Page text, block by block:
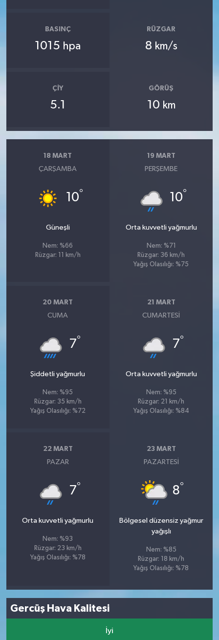
BASINÇ
1015 hpa
RÜZGAR
8 km/s
ÇIY
5.1
GÖRÜŞ
10 km
18 MART
ÇARŞAMBA
10°
Güneşli
Nem: %66
Rüzgar: 11 km/h
19 MART
PERŞEMBE
10°
Orta kuvvetli yağmurlu
Nem: %71
Rüzgar: 36 km/h
Yağış Olasılığı: %75
20 MART
CUMA
7°
Şiddetli yağmurlu
Nem: %95
Rüzgar: 35 km/h
Yağış Olasılığı: %72
21 MART
CUMARTESI
7°
Orta kuvvetli yağmurlu
Nem: %95
Rüzgar: 21 km/h
Yağış Olasılığı: %84
22 MART
PAZAR
7°
Orta kuvvetli yağmurlu
Nem: %93
Rüzgar: 23 km/h
Yağış Olasılığı: %78
23 MART
PAZARTESI
8°
Bölgesel düzensiz yağmur
yağışlı
Nem: %85
Rüzgar: 18 km/h
Yağış Olasılığı: %78
Gercüş Hava Kalitesi
İyi